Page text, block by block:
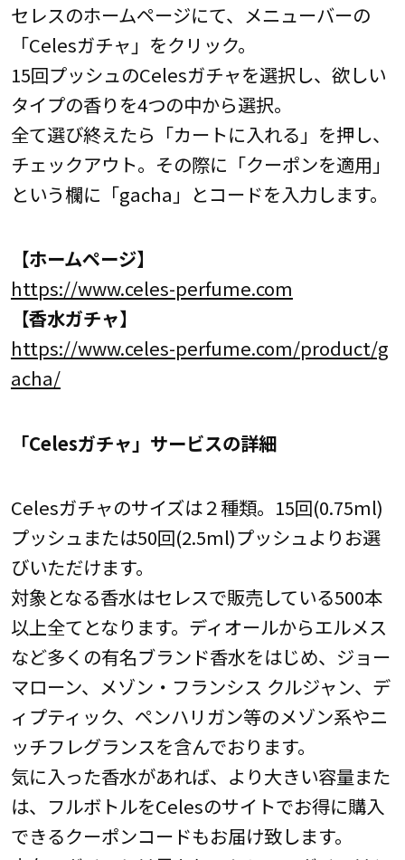
セレスのホームページにて、メニューバーの
「Celesガチャ」をクリック。
15回プッシュのCelesガチャを選択し、欲しい
タイプの香りを4つの中から選択。
全て選び終えたら「カートに入れる」を押し、
チェックアウト。その際に「クーポンを適用」
という欄に「gacha」とコードを入力します。
【ホームページ】
https://www.celes-perfume.com
【香水ガチャ】
https://www.celes-perfume.com/product/g
acha/
「Celesガチャ」サービスの詳細
Celesガチャのサイズは２種類。15回(0.75ml)
プッシュまたは50回(2.5ml)プッシュよりお選
びいただけます。
対象となる香水はセレスで販売している500本
以上全てとなります。ディオールからエルメス
など多くの有名ブランド香水をはじめ、ジョー
マローン、メゾン・フランシス クルジャン、デ
ィプティック、ペンハリガン等のメゾン系やニ
ッチフレグランスを含んでおります。
気に入った香水があれば、より大きい容量また
は、フルボトルをCelesのサイトでお得に購入
できるクーポンコードもお届け致します。